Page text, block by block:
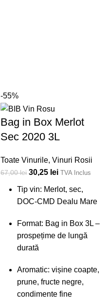
-55%
Bag in Box Merlot
Sec 2020 3L
Toate Vinurile, Vinuri Rosii
67,00lei 30,25 lei TVA Inclus
Tip vin: Merlot, sec,
DOC-CMD Dealu Mare
Format: Bag in Box 3L –
prospețime de lungă
durată
Aromatic: vișine coapte,
prune, fructe negre,
condimente fine